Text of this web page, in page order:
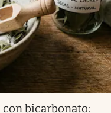
con bicarbonato: